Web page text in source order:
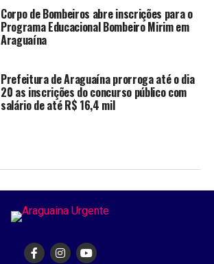
Corpo de Bombeiros abre inscrições para o
Programa Educacional Bombeiro Mirim em
Araguaína
Prefeitura de Araguaína prorroga até o dia
20 as inscrições do concurso público com
salário de até R$ 16,4 mil